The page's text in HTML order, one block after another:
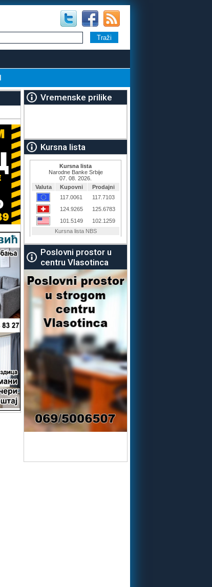
Vremenske prilike
Kursna lista
Poslovni prostor u
centru Vlasotinca